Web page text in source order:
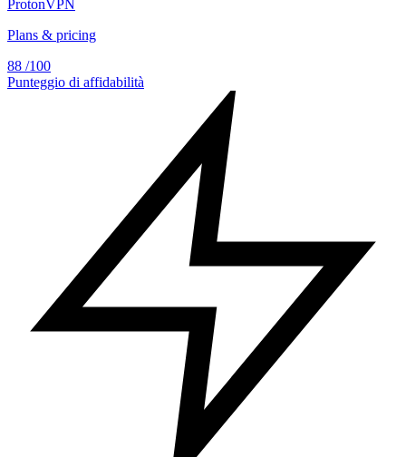
ProtonVPN
Plans & pricing
88 /100
Punteggio di affidabilità